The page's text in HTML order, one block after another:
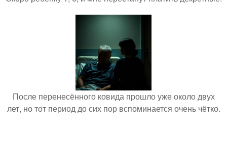
После перенесённого ковида прошло уже около двух
лет, но тот период до сих пор вспоминается очень чётко.